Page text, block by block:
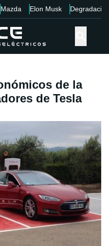
Mazda Elon Musk Degradación
de la
de Tesla